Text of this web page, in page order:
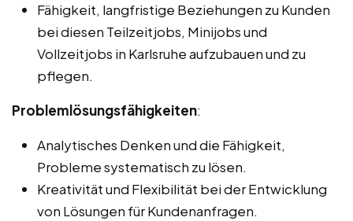
Fähigkeit, langfristige Beziehungen zu Kunden
bei diesen Teilzeitjobs, Minijobs und
Vollzeitjobs in Karlsruhe aufzubauen und zu
pflegen.
Problemlösungsfähigkeiten:
Analytisches Denken und die Fähigkeit,
Probleme systematisch zu lösen.
Kreativität und Flexibilität bei der Entwicklung
von Lösungen für Kundenanfragen.